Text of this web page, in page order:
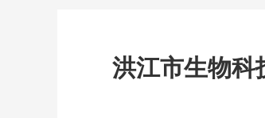
洪江市生物